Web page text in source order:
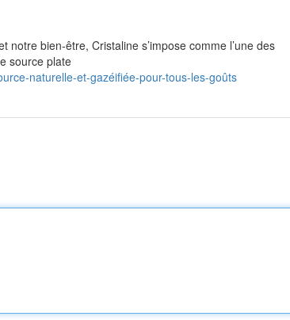
bien-être, Cristaline s’impose comme l’une des
source plate
naturelle-et-gazéifiée-pour-tous-les-goûts